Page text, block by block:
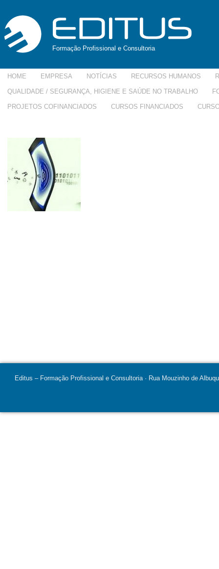
Formação Profissional e Consultoria
HOME EMPRESA NOTÍCIAS RECURSOS HUMANOS
QUALIDADE / SEGURANÇA, HIGIENE E SAÚDE NO TRABALHO
PROJETOS COFINANCIADOS CURSOS FINANCIADOS
Editus – Formação Profissional e Consultoria · Rua Mouzinho de